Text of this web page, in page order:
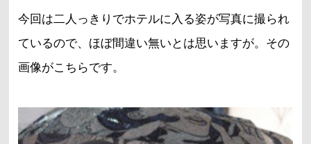
今回は二人っきりでホテルに入る姿が写真に撮られ
ているので、ほぼ間違い無いとは思いますが。その
画像がこちらです。